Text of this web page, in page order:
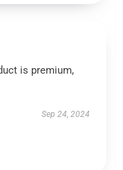
is premium,
Sep 24, 2024